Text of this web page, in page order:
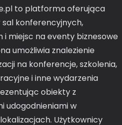
to platforma oferująca
konferencyjnych,
i miejsc na eventy biznesowe
umożliwia znalezienie
na konferencje, szkolenia,
i inne wydarzenia
obiekty z
udogodnieniami w
Użytkownicy